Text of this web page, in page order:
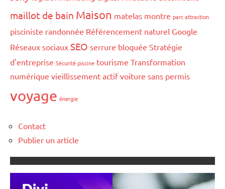
maillot de bain Maison matelas montre parc attraction
pisciniste randonnée Référencement naturel Google
Réseaux sociaux SEO serrure bloquée Stratégie
d'entreprise Sécurité piscine tourisme Transformation
numérique vieillissement actif voiture sans permis
voyage énergie
Contact
Publier un article